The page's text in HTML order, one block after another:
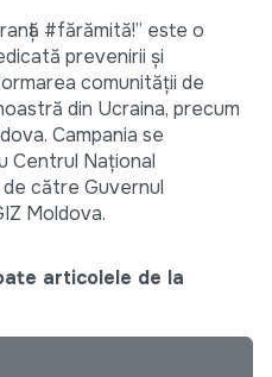
#fărămită!” este o
prevenirii și
comunității de
din Ucraina, precum
Campania se
Centrul Național
către Guvernul
Moldova.
articolele de la